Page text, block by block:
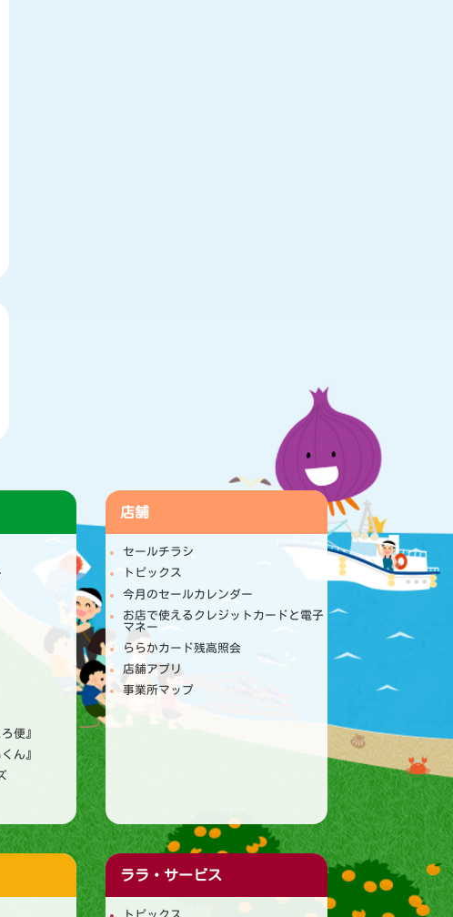
便』
ん』
店舗
セールチラシ
トピックス
今月のセールカレンダー
お店で使えるクレジットカードと電子
マネー
ららかカード残高照会
店舗アプリ
事業所マップ
ララ・サービス